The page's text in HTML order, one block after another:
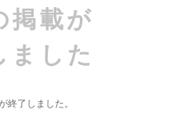
掲載が
ました
終了しました。